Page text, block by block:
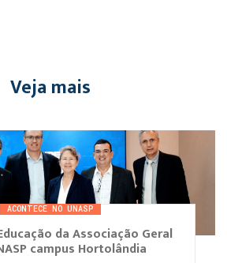
Veja mais
ACONTECE NO UNASP
da Associação Geral
campus Hortolândia